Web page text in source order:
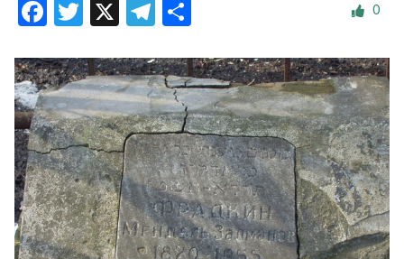
Facebook
Twitter Telegram 0